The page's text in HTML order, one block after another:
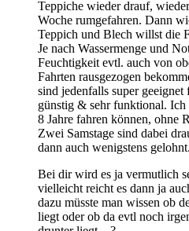
Teppiche wieder drauf,
Woche rumgefahren. Dann
Teppich und Blech willst die
Je nach Wassermenge und
Feuchtigkeit evtl. auch von
Fahrten rausgezogen
sind jedenfalls super geeignet
günstig & sehr funktional. Ich
8 Jahre fahren können, ohne
Zwei Samstage sind dabei
dann auch wenigstens gelohnt.
Bei dir wird es ja vermutlich
vielleicht reicht es dann ja
dazu müsste man wissen ob
liegt oder ob da evtl noch